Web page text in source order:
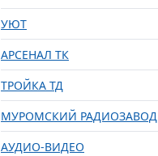
УЮТ
АРСЕНАЛ ТК
ТРОЙКА ТД
МУРОМСКИЙ РАДИОЗАВОД
АУДИО-ВИДЕО